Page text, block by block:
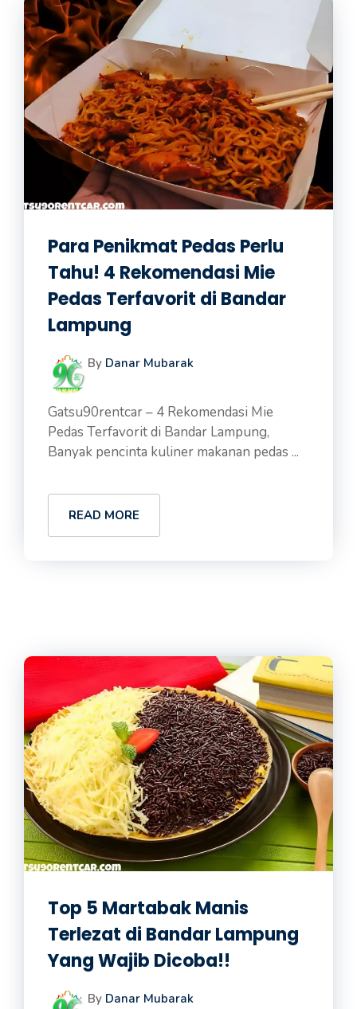
Para Penikmat Pedas Perlu
Tahu! 4 Rekomendasi Mie
Pedas Terfavorit di Bandar
Lampung
By Danar Mubarak
Gatsu90rentcar – 4 Rekomendasi Mie
Pedas Terfavorit di Bandar Lampung,
Banyak pencinta kuliner makanan pedas ...
READ MORE
Top 5 Martabak Manis
Terlezat di Bandar Lampung
Yang Wajib Dicoba!!
By Danar Mubarak